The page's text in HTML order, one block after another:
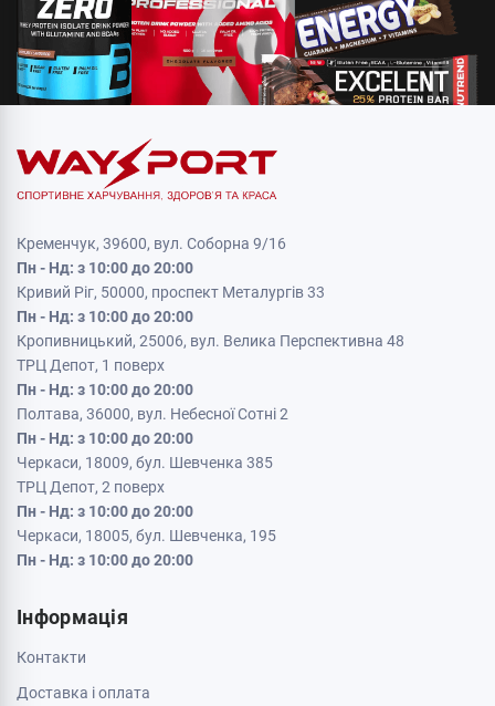
Кременчук, 39600, вул. Соборна 9/16
Пн - Нд: з 10:00 до 20:00
Кривий Ріг, 50000, проспект Металургів 33
Пн - Нд: з 10:00 до 20:00
Кропивницький, 25006, вул. Велика Перспективна 48
ТРЦ Депот, 1 поверх
Пн - Нд: з 10:00 до 20:00
Полтава, 36000, вул. Небесної Сотні 2
Пн - Нд: з 10:00 до 20:00
Черкаси, 18009, бул. Шевченка 385
ТРЦ Депот, 2 поверх
Пн - Нд: з 10:00 до 20:00
Черкаси, 18005, бул. Шевченка, 195
Пн - Нд: з 10:00 до 20:00
Інформація
Контакти
Доставка і оплата